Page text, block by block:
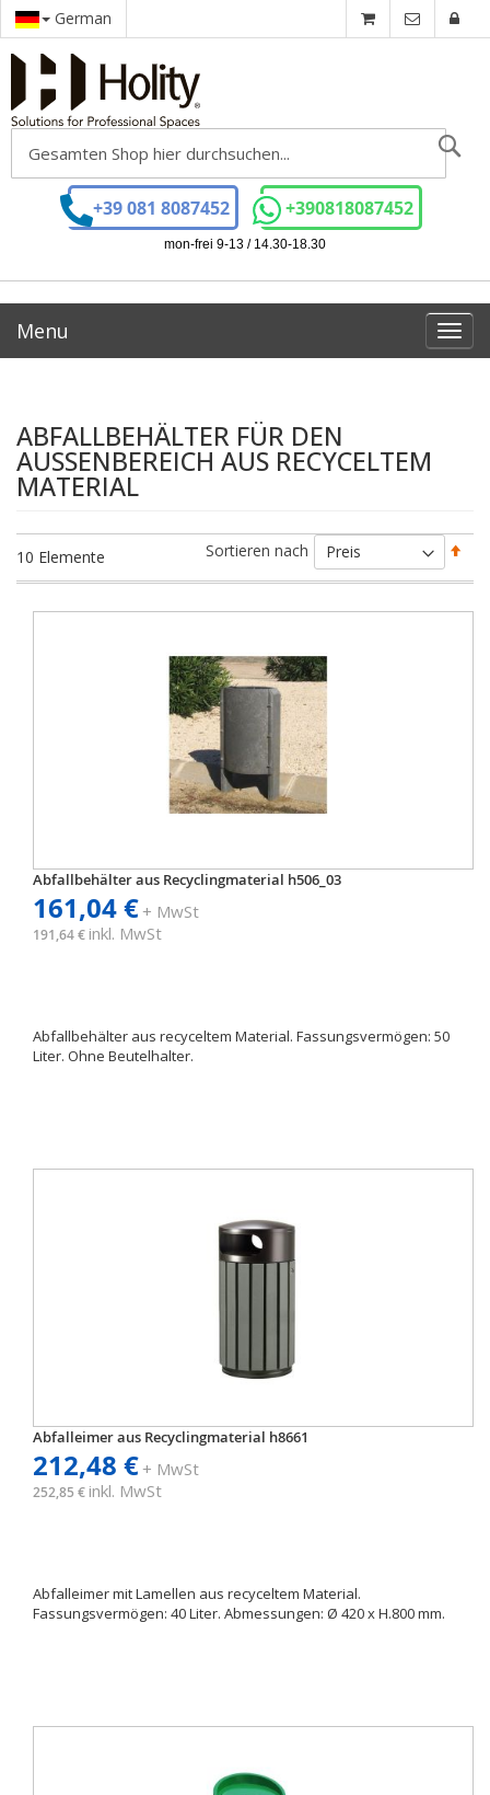
German
+39 081 8087452 +390818087452
mon-frei 9-13 / 14.30-18.30
Menu
ABFALLBEHÄLTER FÜR DEN
AUSSENBEREICH AUS RECYCELTEM M
ATERIAL
10 Elemente Sortieren nach
Abfallbehälter aus Recyclingmaterial h506_03
161,04 €+ MwSt
191,64 € inkl. MwSt
Abfallbehälter aus recyceltem Material. Fassungsvermögen: 50
Liter. Ohne Beutelhalter.
Abfalleimer aus Recyclingmaterial h8661
212,48 €+ MwSt
252,85 € inkl. MwSt
Abfalleimer mit Lamellen aus recyceltem Material.
Fassungsvermögen: 40 Liter. Abmessungen: Ø 420 x H.800 mm.